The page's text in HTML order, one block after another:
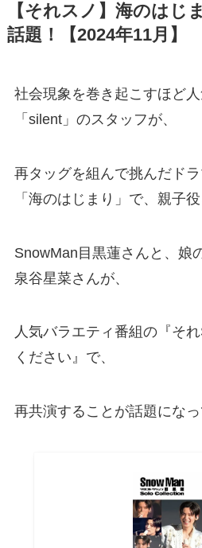
【それスノ】海のはじ
話題！【2024年11月】
社会現象を巻き起こすほど
「silent」のスタッフが、
再タッグを組んで挑んだド
「海のはじまり」で、親子役
SnowMan目黒蓮さんと、娘
泉谷星菜さんが、
人気バラエティ番組の『そ
ください』で、
再共演することが話題になっ